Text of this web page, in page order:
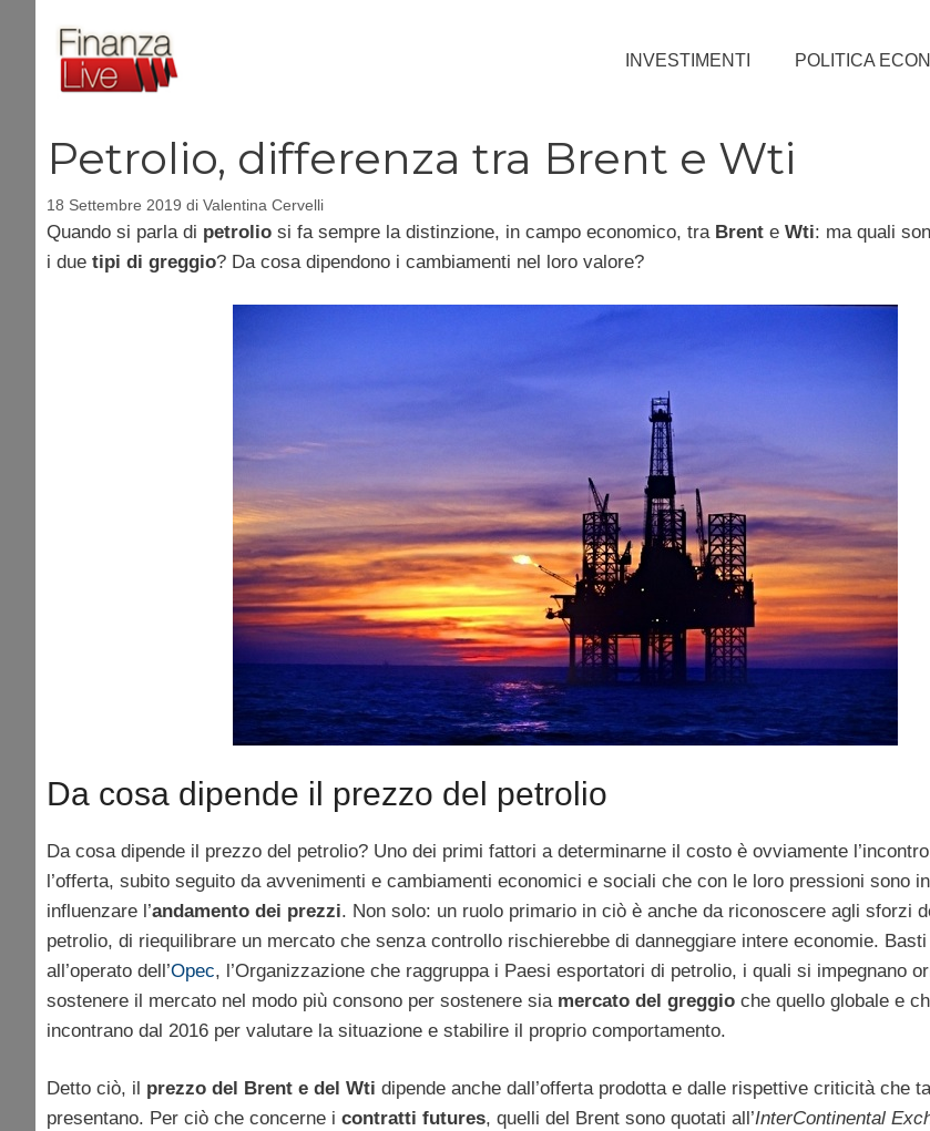
contenuto
INVESTIMENTI POLITICA
Petrolio, differenza tra Brent e Wti
18 Settembre 2019 di Valentina Cervelli
Quando si parla di petrolio si fa sempre la distinzione, in campo economico, tra Brent e Wti: ma quali
i due tipi di greggio? Da cosa dipendono i cambiamenti nel loro valore?
Da cosa dipende il prezzo del petrolio
Da cosa dipende il prezzo del petrolio? Uno dei primi fattori a determinarne il costo è ovviamente
l’offerta, subito seguito da avvenimenti e cambiamenti economici e sociali che con le loro pressioni sono
influenzare l’andamento dei prezzi. Non solo: un ruolo primario in ciò è anche da riconoscere agli sforzi
petrolio, di riequilibrare un mercato che senza controllo rischierebbe di danneggiare intere economie.
all’operato dell’Opec, l’Organizzazione che raggruppa i Paesi esportatori di petrolio, i quali si impegnano
sostenere il mercato nel modo più consono per sostenere sia mercato del greggio che quello globale e
incontrano dal 2016 per valutare la situazione e stabilire il proprio comportamento.
Detto ciò, il prezzo del Brent e del Wti dipende anche dall’offerta prodotta e dalle rispettive criticità che
presentano. Per ciò che concerne i contratti futures, quelli del Brent sono quotati all’InterContinental